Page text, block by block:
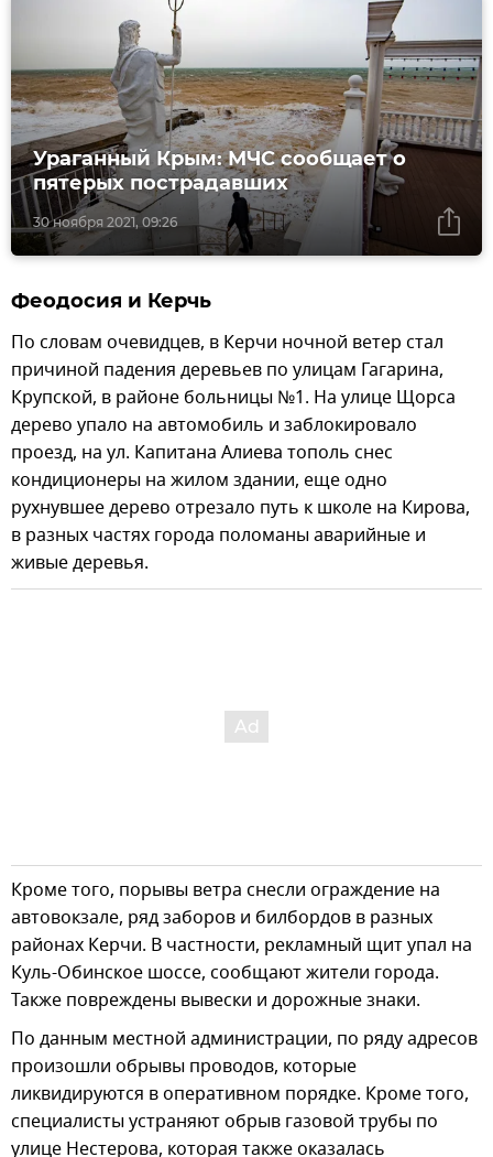
30 ноября 2021, 09:26
Ураганный Крым: МЧС сообщает о
пятерых пострадавших
Феодосия и Керчь
По словам очевидцев, в Керчи ночной ветер стал
причиной падения деревьев по улицам Гагарина,
Крупской, в районе больницы №1. На улице Щорса
дерево упало на автомобиль и заблокировало
проезд, на ул. Капитана Алиева тополь снес
кондиционеры на жилом здании, еще одно
рухнувшее дерево отрезало путь к школе на Кирова,
в разных частях города поломаны аварийные и
живые деревья.
Кроме того, порывы ветра снесли ограждение на
автовокзале, ряд заборов и билбордов в разных
районах Керчи. В частности, рекламный щит упал на
Куль-Обинское шоссе, сообщают жители города.
Также повреждены вывески и дорожные знаки.
По данным местной администрации, по ряду адресов
произошли обрывы проводов, которые
ликвидируются в оперативном порядке. Кроме того,
специалисты устраняют обрыв газовой трубы по
улице Нестерова, которая также оказалась